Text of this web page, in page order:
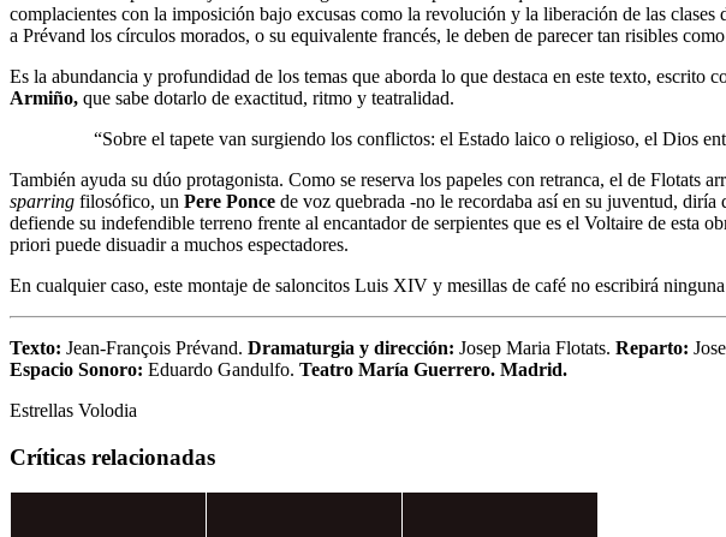
complacientes con la imposición bajo excusas como la revolución y la liberación de las
a Prévand los círculos morados, o su equivalente francés, le deben de parecer tan risibles
Es la abundancia y profundidad de los temas que aborda lo que destaca en este texto,
Armiño, que sabe dotarlo de exactitud, ritmo y teatralidad.
“Sobre el tapete van surgiendo los conflictos: el Estado laico o religioso, el Dios
También ayuda su dúo protagonista. Como se reserva los papeles con retranca, el de Flotats
sparring filosófico, un Pere Ponce de voz quebrada -no le recordaba así en su juventud,
defiende su indefendible terreno frente al encantador de serpientes que es el Voltaire de esta
priori puede disuadir a muchos espectadores.
En cualquier caso, este montaje de saloncitos Luis XIV y mesillas de café no escribirá
Texto: Jean-François Prévand. Dramaturgia y dirección: Josep Maria Flotats. Reparto:
Espacio Sonoro: Eduardo Gandulfo. Teatro María Guerrero. Madrid.
Estrellas Volodia
Críticas relacionadas